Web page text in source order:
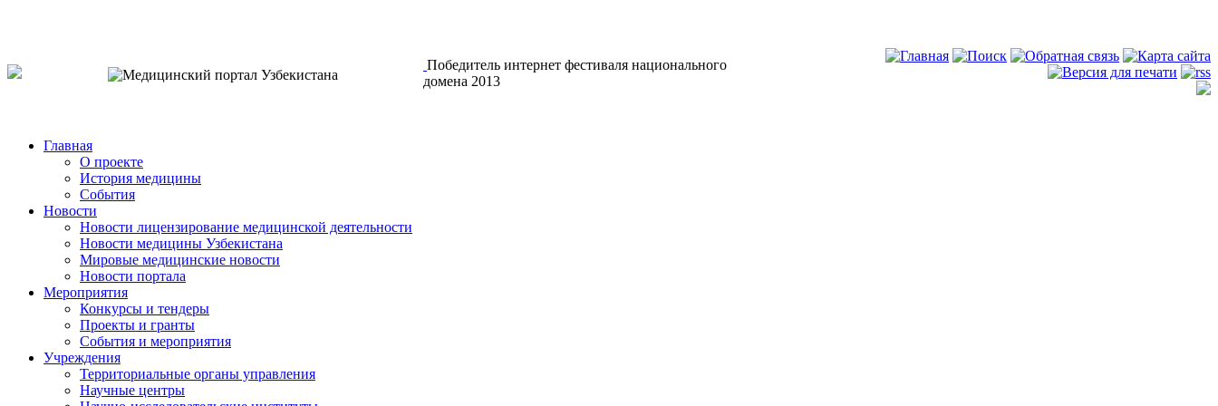
Победитель интернет фестиваля национального
домена 2013
Главная
О проекте
История медицины
События
Новости
Новости лицензирование медицинской деятельности
Новости медицины Узбекистана
Мировые медицинские новости
Новости портала
Мероприятия
Конкурсы и тендеры
Проекты и гранты
События и мероприятия
Учреждения
Территориальные органы управления
Научные центры